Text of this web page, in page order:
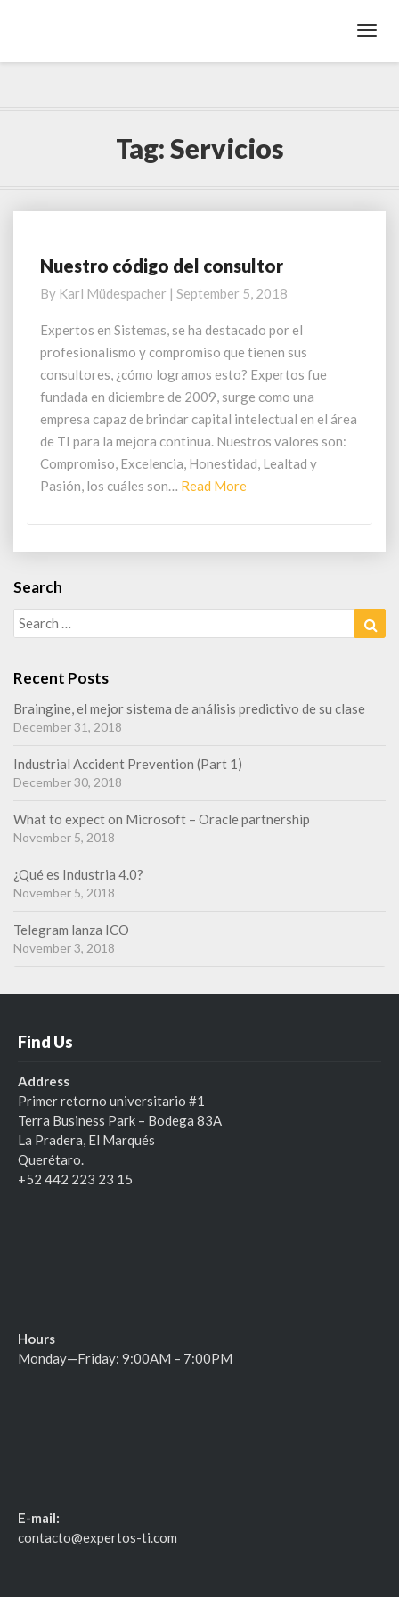
Tag:Servicios
N
u
e
s
r
o
c
ó
d
i
g
d
o
n
s
l
o
r
Nuestro código del consultor
By Karl Müdespacher | September 5, 2018
Expertos en Sistemas, se ha destacado por el
profesionalismo y compromiso que tienen sus
consultores, ¿cómo logramos esto? Expertos fue
fundada en diciembre de 2009, surge como una
empresa capaz de brindar capital intelectual en el área
de TI para la mejora continua. Nuestros valores son:
Compromiso, Excelencia, Honestidad, Lealtad y
Pasión, los cuáles son… Read More
a
d
e
Search
Search
for:
Recent Posts
Braingine, el mejor sistema de análisis predictivo de su clase
December 31, 2018
Industrial Accident Prevention (Part 1)
December 30, 2018
What to expect on Microsoft – Oracle partnership
November 5, 2018
¿Qué es Industria 4.0?
November 5, 2018
Telegram lanza ICO
November 3, 2018
Find Us
Address
Primer retorno universitario #1
Terra Business Park – Bodega 83A
La Pradera, El Marqués
Querétaro.
+52 442 223 23 15
Hours
Monday—Friday: 9:00AM – 7:00PM
E-mail:
contacto@expertos-ti.com